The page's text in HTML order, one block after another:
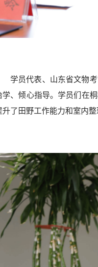
学员代表、山东省文物
学、倾心指导。学员们在
升了田野工作能力和室内